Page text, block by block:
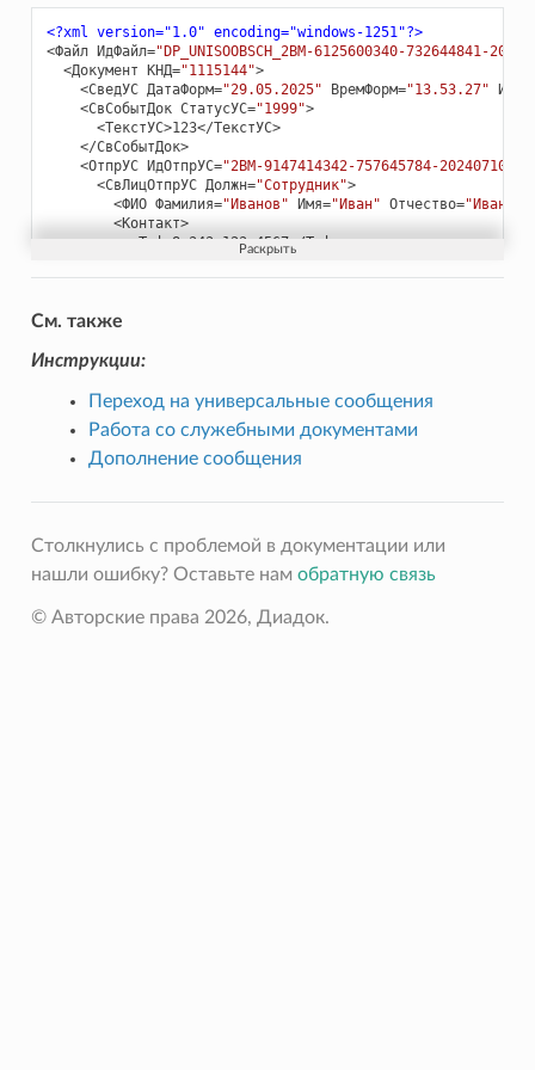
</Sender>
<Recipient Position="Сотрудник" UseDefaultPersonInfo=
<Fio FirstName="Петров" LastName="Петр"
<Contacts
OtherContactInfo=
<Phones>
<Phone>8-343-123-4567
</Phones>
<Emails>
<Email>email@sample.com</Email>
</Emails>
</Contacts>
</Recipient>
</UniversalMessage>
<?xml version="1.0" encoding="windows-1251"?>
<Файл ИдФайл="DP_UNISOOBSCH_2BM-6125600340-732644841-
<Документ КНД="1115144">
<СведУС ДатаФорм="29.05.2025" ВремФорм="13.53.27"
<СвСобытДок СтатусУС="1999">
<ТекстУС>123</ТекстУС>
</СвСобытДок>
<ОтпрУС ИдОтпрУС="2BM-9147414342-757645784-
<СвЛицОтпрУС Должн="Сотрудник">
<ФИО Фамилия="Иванов" Имя="Иван" Отчество=
<Контакт>
<Тлф> 8-343-123-4567</Тлф>
email@google.com
<ИнКонт>OtherContactInfo</ИнКонт>
</СвЛицОтпрУС>
<ПолучУС
<СвЛицПолучУС
<ФИО Фамилия="Петр" Имя= "Петров" Отчество=
<Контакт>
<Тлф>8-343-123-4567</Тлф>
<ЭлПочта>email@google.com
OtherContactInfo
</Документ>
</Файл>
См. также
Инструкции:
Переход на универсальные сообщения
Работа со служебными документами
Дополнение сообщения
Столкнулись с проблемой в документации или
нашли ошибку? Оставьте нам обратную связь
© Авторские права 2026, Диадок.